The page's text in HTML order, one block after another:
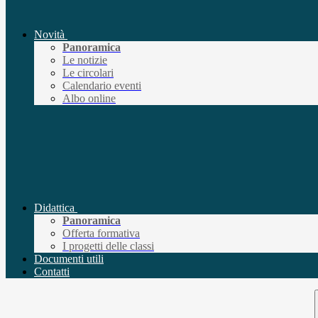
Novità
Panoramica
Le notizie
Le circolari
Calendario eventi
Albo online
Didattica
Panoramica
Offerta formativa
I progetti delle classi
Documenti utili
Contatti